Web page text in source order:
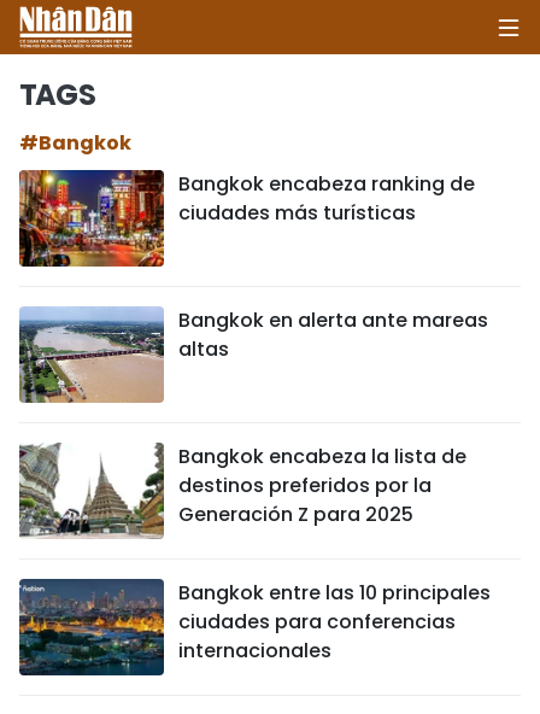
POLÍTICA
SOCIEDAD
CULTURA - ENTRETENIMIENTO
INTERNACIONAL
VIAJES
TAGS
#Bangkok
Bangkok encabeza ranking de
ciudades más turísticas
Bangkok en alerta ante mareas
altas
Bangkok encabeza la lista de
destinos preferidos por la
Generación Z para 2025
Bangkok entre las 10 principales
ciudades para conferencias
internacionales